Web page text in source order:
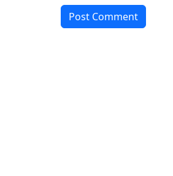
Post Comment